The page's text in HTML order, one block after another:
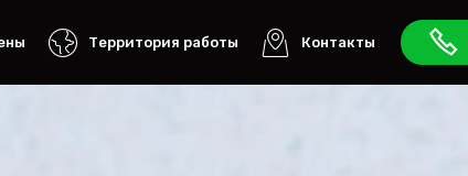
Территория работы Контакты